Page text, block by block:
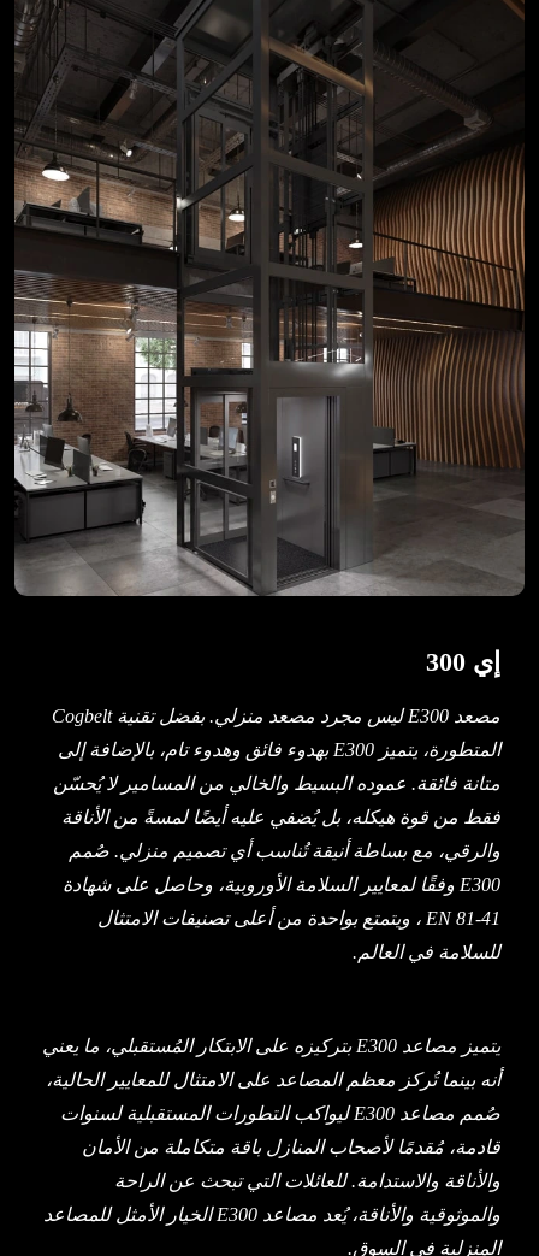
إي 300
مصعد E300 ليس مجرد مصعد منزلي. بفضل تقنية Cogbelt
المتطورة، يتميز E300 بهدوء فائق وهدوء تام، بالإضافة إلى
متانة فائقة. عموده البسيط والخالي من المسامير لا يُحسّن
فقط من قوة هيكله، بل يُضفي عليه أيضًا لمسةً من الأناقة
والرقي، مع بساطة أنيقة تُناسب أي تصميم منزلي. صُمم
E300 وفقًا لمعايير السلامة الأوروبية، وحاصل على شهادة
EN 81-41 ، ويتمتع بواحدة من أعلى تصنيفات الامتثال
للسلامة في العالم.
يتميز مصاعد E300 بتركيزه على الابتكار المُستقبلي، ما يعني
أنه بينما تُركز معظم المصاعد على الامتثال للمعايير الحالية،
صُمم مصاعد E300 ليواكب التطورات المستقبلية لسنوات
قادمة، مُقدمًا لأصحاب المنازل باقة متكاملة من الأمان
والأناقة والاستدامة. للعائلات التي تبحث عن الراحة
والموثوقية والأناقة، يُعد مصاعد E300 الخيار الأمثل للمصاعد
المنزلية في السوق.